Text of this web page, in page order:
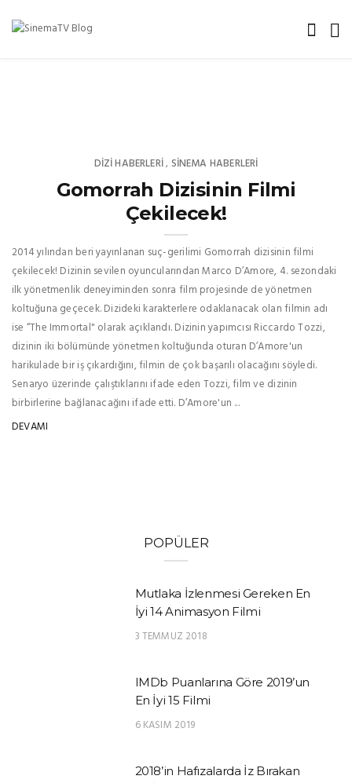
DIZI HABERLERI, SINEMA HABERLERI
Gomorrah Dizisinin Filmi
Çekilecek!
2014 yılından beri yayınlanan suç-gerilimi Gomorrah dizisinin filmi
çekilecek! Dizinin sevilen oyuncularından Marco D’Amore, 4. sezondaki
ilk yönetmenlik deneyiminden sonra film projesinde de yönetmen
koltuğuna geçecek. Dizideki karakterlere odaklanacak olan filmin adı
ise “The Immortal" olarak açıklandı. Dizinin yapımcısı Riccardo Tozzi,
dizinin iki bölümünde yönetmen koltuğunda oturan D’Amore'un
harikulade bir iş çıkardığını, filmin de çok başarılı olacağını söyledi.
Senaryo üzerinde çalıştıklarını ifade eden Tozzi, film ve dizinin
birbirlerine bağlanacağını ifade etti. D’Amore'un ...
DEVAMI
POPÜLER
Mutlaka İzlenmesi Gereken En
İyi 14 Animasyon Filmi
3 TEMMUZ 2018
IMDb Puanlarına Göre 2019’un
En İyi 15 Filmi
6 KASIM 2019
2018’in Hafızalarda İz Bırakan